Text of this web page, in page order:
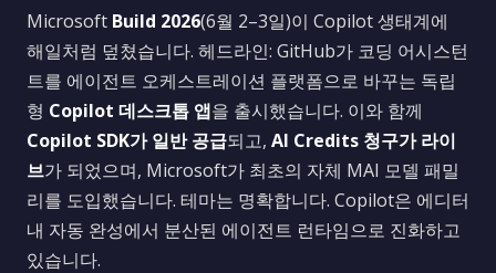
Microsoft Build 2026(6월 2–3일)이 Copilot 생태계에
해일처럼 덮쳤습니다. 헤드라인: GitHub가 코딩 어시스턴
트를 에이전트 오케스트레이션 플랫폼으로 바꾸는 독립
형 Copilot 데스크톱 앱을 출시했습니다. 이와 함께
Copilot SDK가 일반 공급되고, AI Credits 청구가 라이
브가 되었으며, Microsoft가 최초의 자체 MAI 모델 패밀
리를 도입했습니다. 테마는 명확합니다. Copilot은 에디터
내 자동 완성에서 분산된 에이전트 런타임으로 진화하고
있습니다.